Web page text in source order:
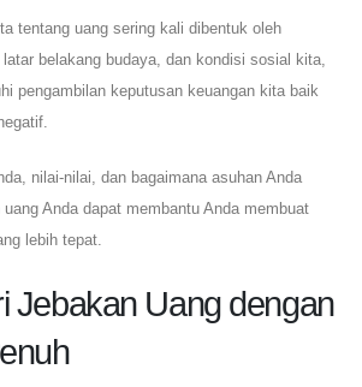
tentang uang sering kali dibentuk oleh
belakang budaya, dan kondisi sosial kita,
pengambilan keputusan keuangan kita baik
nilai-nilai, dan bagaimana asuhan Anda
Anda dapat membantu Anda membuat
lebih tepat.
Jebakan Uang dengan